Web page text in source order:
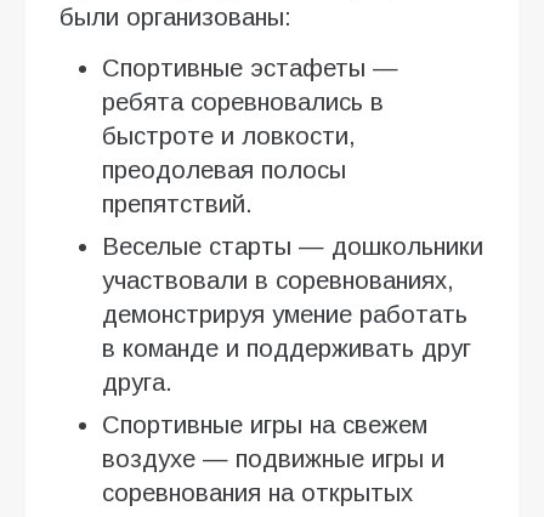
были организованы:
Спортивные эстафеты —
ребята соревновались в
быстроте и ловкости,
преодолевая полосы
препятствий.
Веселые старты — дошкольники
участвовали в соревнованиях,
демонстрируя умение работать
в команде и поддерживать друг
друга.
Спортивные игры на свежем
воздухе — подвижные игры и
соревнования на открытых